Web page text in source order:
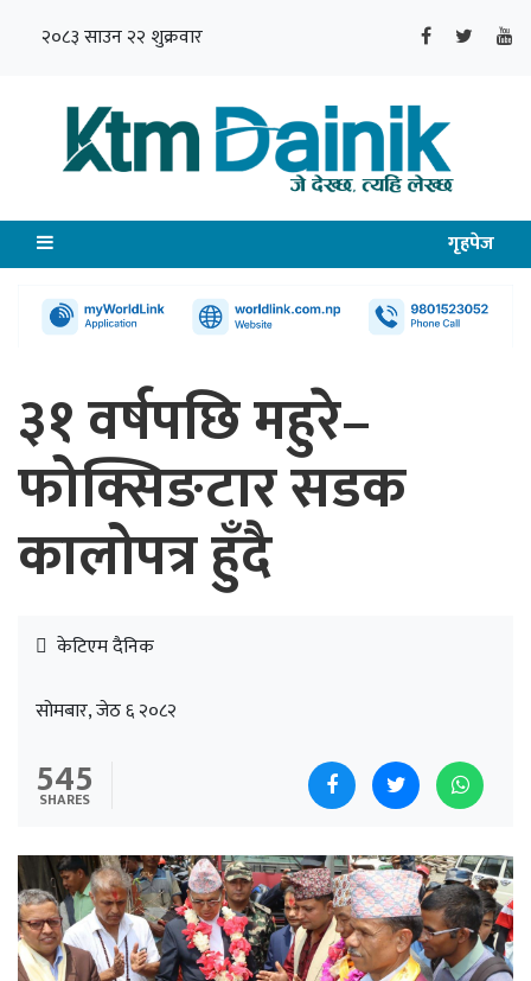
२०८३ साउन २२ शुक्रवार
गृहपेज
३१ वर्षपछि महुरे–
फोक्सिङटार सडक
कालोपत्र हुँदै
केटिएम दैनिक
सोमबार, जेठ ६ २०८२
545
SHARES